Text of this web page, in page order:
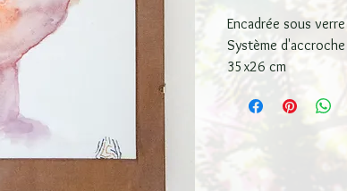
Encadrée sous
Système
35x26 cm